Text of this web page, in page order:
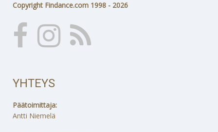
Copyright Findance.com 1998 - 2026
YHTEYS
Päätoimittaja:
Antti Niemelä